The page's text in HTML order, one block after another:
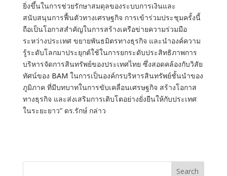
ยิ่งขึ้นในการช่วยรักษาสมดุลของระบบการเงินและ
สนับสนุนการฟื้นตัวทางเศรษฐกิจ การเข้าร่วมประชุมครั้งนี้
ถือเป็นโอกาสสำคัญในการสร้างเครือข่ายความร่วมมือ
ระหว่างประเทศ ขยายพันธมิตรทางธุรกิจ และนำองค์ความ
รู้ระดับโลกมาประยุกต์ใช้ในการยกระดับประสิทธิภาพการ
บริหารจัดการสินทรัพย์ของประเทศไทย ซึ่งสอดคล้องกับวิสัย
ทัศน์ของ BAM ในการเป็นองค์กรบริหารสินทรัพย์ชั้นนำของ
ภูมิภาค ที่มีบทบาทในการขับเคลื่อนเศรษฐกิจ สร้างโอกาส
ทางธุรกิจ และส่งเสริมการเติบโตอย่างยั่งยืนให้กับประเทศ
ในระยะยาว” ดร.รักษ์ กล่าว
Search